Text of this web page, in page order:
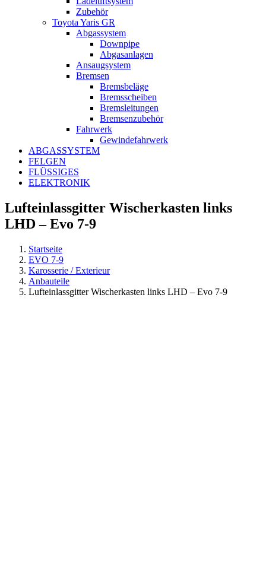
Zubehör
Toyota Yaris GR
Abgassystem
Downpipe
Abgasanlagen
Ansaugsystem
Bremsen
Bremsbeläge
Bremsscheiben
Bremsleitungen
Bremsenzubehör
Fahrwerk
Gewindefahrwerk
ABGASSYSTEM
FELGEN
FLÜSSIGES
ELEKTRONIK
Lufteinlassgitter Wischerkasten links
LHD – Evo 7-9
Startseite
EVO 7-9
Karosserie / Exterieur
Anbauteile
Lufteinlassgitter Wischerkasten links LHD – Evo 7-9